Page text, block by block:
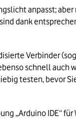
anpasst;
dank
Verbinder
schnell auch
testen, bevor
„Arduino IDE“ für